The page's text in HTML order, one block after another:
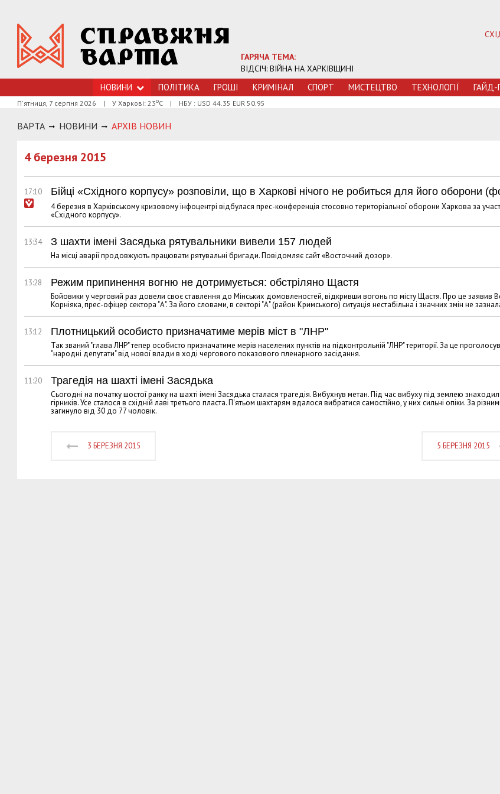
ГАРЯЧА ТЕМА:
ВІДСІЧ: ВІЙНА НА ХАРКІВЩИНІ
НОВИНИ ПОЛІТИКА ГРОШI КРИМIНАЛ СПОРТ МИСТЕЦТВО ТЕХНОЛОГIЇ ГАЙД-
П'ятниця, 7 серпня 2026 | У Харкові: 23оС | НБУ : USD 44.35 EUR 50.95
ВАРТА НОВИНИ АРХIВ НОВИН
4 березня 2015
17:10 Бійці «Східного корпусу» розповіли, що в Харкові нічого не робиться для його оборони
4 березня в Харківському кризовому інфоцентрі відбулася прес-конференція стосовно територіальної оборони Харкова за
«Східного корпусу».
13:34 З шахти імені Засядька рятувальники вивели 157 людей
На місці аварії продовжують працювати рятувальні бригади. Повідомляє сайт «Восточний дозор».
13:28 Режим припинення вогню не дотримується: обстріляно Щастя
Бойовики у черговий раз довели своє ставлення до Мінських домовленостей, відкривши вогонь по місту Щастя. Про це заявив
Корніяка, прес-офіцер сектора "А". За його словами, в секторі "А" (район Кримського) ситуація нестабільна і значних змін не
13:12 Плотницький особисто призначатиме мерів міст в "ЛНР"
Так званий "глава ЛНР" тепер особисто призначатиме мерів населених пунктів на підконтрольній "ЛНР" території. За це
"народні депутати" від нової влади в ході чергового показового пленарного засідання.
11:20 Трагедія на шахті імені Засядька
Сьогодні на початку шостої ранку на шахті імені Засядька сталася трагедія. Вибухнув метан. Під час вибуху під землею
гірників. Усе сталося в східній лаві третього пласта. П'ятьом шахтарям вдалося вибратися самостійно, у них сильні опіки. За
загинуло від 30 до 77 чоловік.
3 БЕРЕЗНЯ 2015 5 БЕРЕЗНЯ 2015